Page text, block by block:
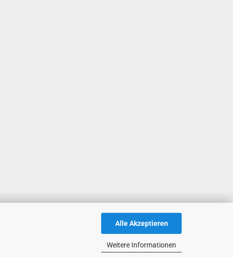
Alle Akzeptieren
Weitere Informationen